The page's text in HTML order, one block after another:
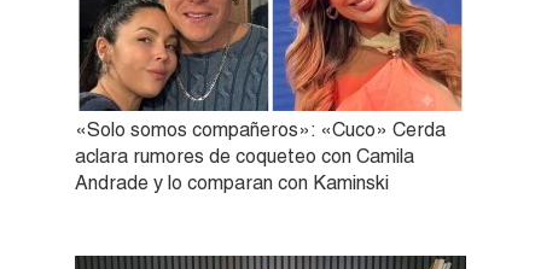
«Solo somos compañeros»: «Cuco» Cerda
aclara rumores de coqueteo con Camila
Andrade y lo comparan con Kaminski